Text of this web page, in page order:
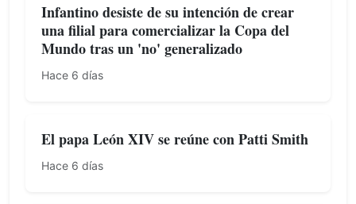
Infantino desiste de su intención de crear
una filial para comercializar la Copa del
Mundo tras un 'no' generalizado
Hace 6 días
El papa León XIV se reúne con Patti Smith
Hace 6 días